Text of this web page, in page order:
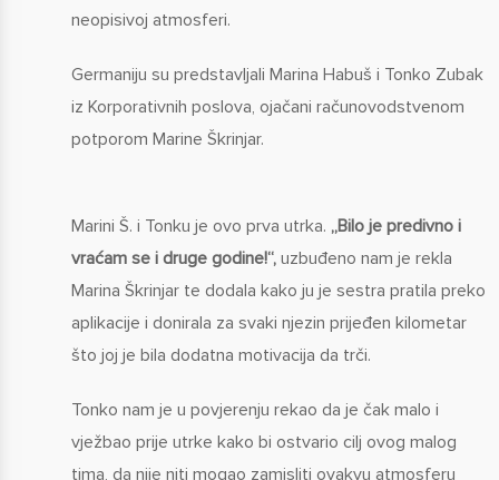
neopisivoj atmosferi.
Germaniju su predstavljali Marina Habuš i Tonko Zubak
iz Korporativnih poslova, ojačani računovodstvenom
potporom Marine Škrinjar.
Marini Š. i Tonku je ovo prva utrka. „Bilo je predivno i
vraćam se i druge godine!“,uzbuđeno nam je rekla
Marina Škrinjar te dodala kako ju je sestra pratila preko
aplikacije i donirala za svaki njezin prijeđen kilometar
što joj je bila dodatna motivacija da trči.
Tonko nam je u povjerenju rekao da je čak malo i
vježbao prije utrke kako bi ostvario cilj ovog malog
tima, da nije niti mogao zamisliti ovakvu atmosferu